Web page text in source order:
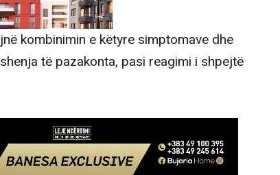
kombinimin e këtyre simptomave dhe
të pazakonta, pasi reagimi i shpejtë